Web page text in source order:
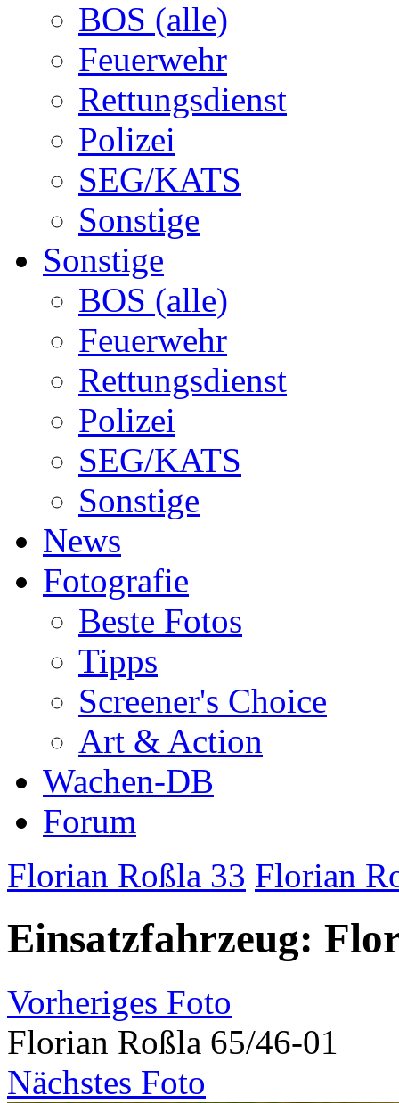
BOS (alle)
Feuerwehr
Rettungsdienst
Polizei
SEG/KATS
Sonstige
Sonstige
BOS (alle)
Feuerwehr
Rettungsdienst
Polizei
SEG/KATS
Sonstige
News
Fotografie
Beste Fotos
Tipps
Screener's Choice
Art & Action
Wachen-DB
Forum
Florian Roßla 33 Florian
Einsatzfahrzeug:
Vorheriges Foto
Florian Roßla 65/46-01
Nächstes Foto